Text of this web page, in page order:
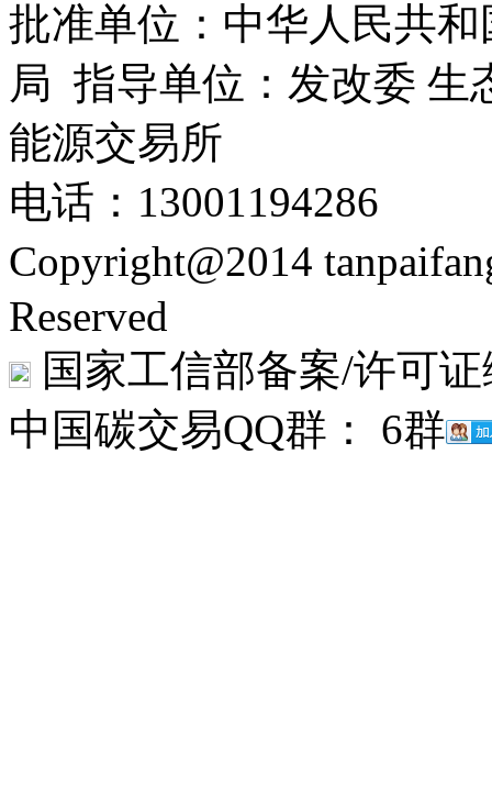
批准单位：中华人民共
局 指导单位：发改委 生
能源交易所
电话：13001194286
Copyright@2014
Reserved
国家工信部备案/许可
中国碳交易QQ群： 6群